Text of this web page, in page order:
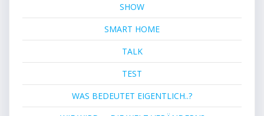
SHOW
SMART HOME
TALK
TEST
WAS BEDEUTET EIGENTLICH..?